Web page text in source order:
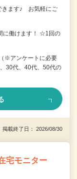
きます♪ お気軽にご
に働けます！ ☆1回の
※アンケートに必要
30代、40代、50代の
載終了日： 2026/08/30
宅モニター